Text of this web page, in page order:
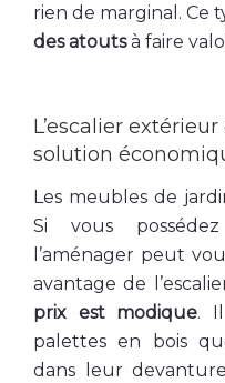
rien de marginal. Ce
des atoutsà faire
L’escalier
solution
Les meubles de
Si vous
l’aménager peut
avantage de
prix est modique.
palettes en bois
dans leur